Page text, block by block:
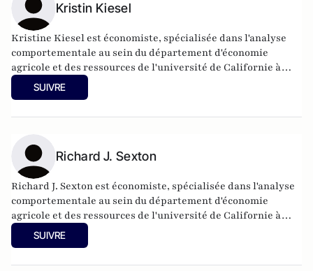
Kristin Kiesel
Kristine Kiesel est économiste, spécialisée dans l'analyse
comportementale au sein du département d'économie
agricole et des ressources de l'université de Californie à
Davis.SUIVRE
Richard J. Sexton
Richard J. Sexton est économiste, spécialisée dans l'analyse
comportementale au sein du département d'économie
agricole et des ressources de l'université de Californie à
Davis.SUIVRE